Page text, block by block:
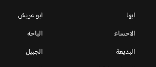
ابها
ابو عريش
الاحساء
الباحة
البديعة
الجبيل